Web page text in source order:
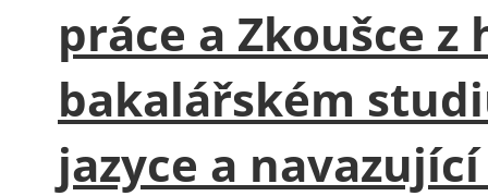
práce a Zkoušce
bakalářském
jazyce a